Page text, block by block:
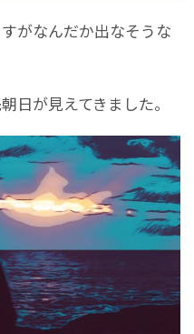
がなんだか出なそうな
日が見えてきました。